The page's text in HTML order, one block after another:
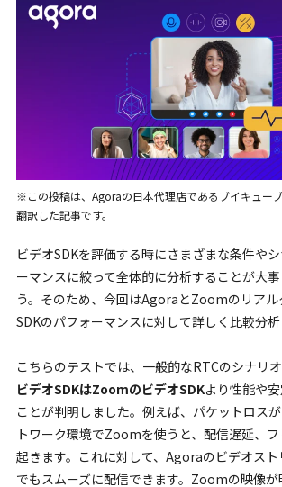
※この投稿は、Agoraの日本代理店であるブイキューブ
翻訳した記事です。
ビデオSDKを評価する時にさまざまな条件や
ーマンスに絞って全体的に分析することが大
う。そのため、今回はAgoraとZoomのリアル
SDKのパフォーマンスに対して詳しく比較分析
こちらのテストでは、一般的なRTCのシナリ
ビデオSDKはZoomのビデオSDKより性能や
ことが判明しました。例えば、パケットロス
トワーク環境でZoomを使うと、配信遅延、
起きます。これに対して、Agoraのビデオス
でもスムーズに配信できます。Zoomの映像が